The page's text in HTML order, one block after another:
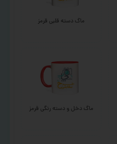
ماگ دسته قلبی قرمز
ماگ دخل و دسته رنگی قرمز